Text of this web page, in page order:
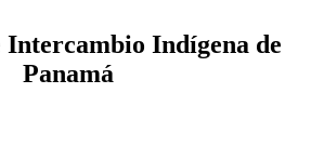
Intercambio Indígena de
Panamá